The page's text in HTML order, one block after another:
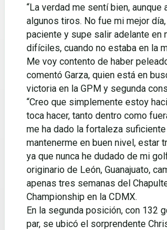
“La verdad me sentí bien, aunque
algunos tiros. No fue mi mejor
paciente y supe salir adelante en
difíciles, cuando no estaba en la
Me voy contento de haber
comentó Garza, quien está en
victoria en la GPM y segunda
“Creo que simplemente estoy
toca hacer, tanto dentro como
me ha dado la fortaleza suficiente
mantenerme en buen nivel, estar
ya que nunca he dudado de mi
originario de León, Guanajuato,
apenas tres semanas del
Championship en la CDMX.
En la segunda posición, con 132
par, se ubicó el sorprendente